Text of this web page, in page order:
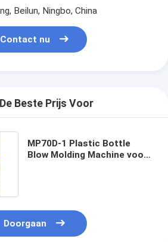
Beilun, Ningbo, China
Contact nu
Beste Prijs Voor
MP70D-1 Plastic Bottle
Blow Molding Machine voor
Doorgaan